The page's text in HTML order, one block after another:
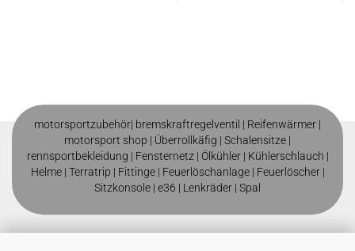
motorsportzubehör| bremskraftregelventil | Reifenwärmer |
motorsport shop | Überrollkäfig | Schalensitze |
rennsportbekleidung | Fensternetz | Ölkühler| Kühlerschlauch |
Helme | Terratrip | Fittinge| Feuerlöschanlage | Feuerlöscher |
Sitzkonsole | e36 | Lenkräder | Spal